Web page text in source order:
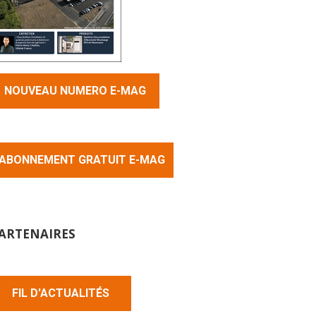
NOUVEAU NUMERO E-MAG
GRATUIT E-MAG
FIL D'ACTUALITÉS